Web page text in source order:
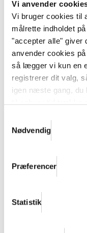
Vi anvender
Vi bruger cookies til
målrette indholdet
"accepter alle" giver
anvender cookies
så lægger vi kun en
registrerer dit valg,
igen næste gang, du
til enhver tid trække
Danish.Cares
Nødvendig
Præferencer
Statistik
Læs mere
Ny retning for
Danish.Cares
Læs mere